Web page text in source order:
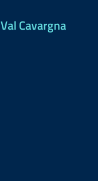
Cavargna